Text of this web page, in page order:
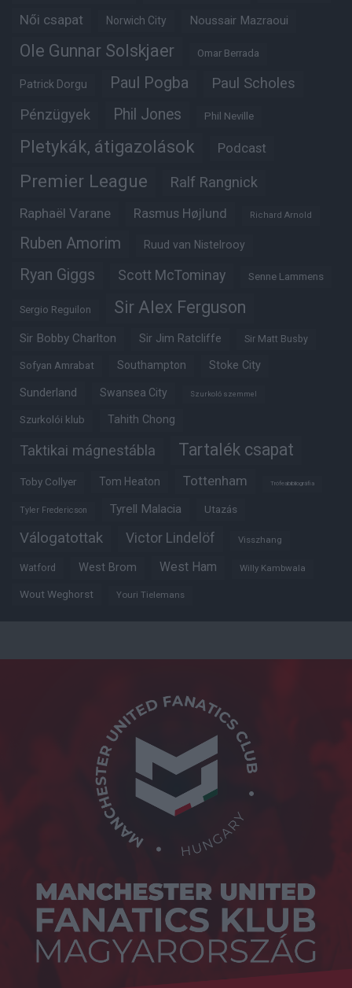
Női csapat Norwich City Noussair Mazraoui
Ole Gunnar Solskjaer Omar Berrada
Patrick Dorgu Paul Pogba Paul Scholes
Pénzügyek Phil Jones Phil Neville
Pletykák, átigazolások Podcast
Premier League Ralf Rangnick
Raphaël Varane Rasmus Højlund Richard Arnold
Ruben Amorim Ruud van Nistelrooy
Ryan Giggs Scott McTominay Senne Lammens
Sergio Reguilon Sir Alex Ferguson
Sir Bobby Charlton Sir Jim Ratcliffe Sir Matt Busby
Sofyan Amrabat Southampton Stoke City
Sunderland Swansea City Szurkoló szemmel
Szurkolói klub Tahith Chong
Taktikai mágnestábla Tartalék csapat
Toby Collyer Tom Heaton Tottenham Trófeabibliográfia
Tyler Fredericson Tyrell Malacia Utazás
Válogatottak Victor Lindelöf Visszhang
Watford West Brom West Ham Willy Kambwala
Wout Weghorst Youri Tielemans